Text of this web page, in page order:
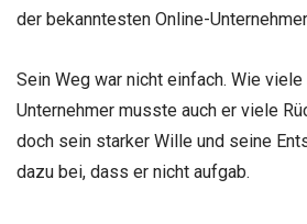
der bekanntesten Online-
Sein Weg war nicht einfach. Wie viele
Unternehmer musste auch er viele
doch sein starker Wille und seine
dazu bei, dass er nicht aufgab.